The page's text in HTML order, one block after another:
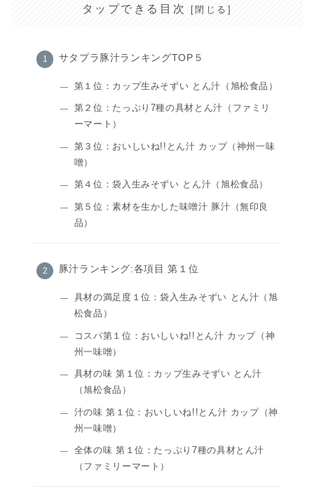
タップできる目次
サタプラ豚汁ランキングTOP５
第１位：カップ生みそずい とん汁（旭松食品）
第２位：たっぷり7種の具材とん汁（ファミリ
ーマート）
第３位：おいしいね!!とん汁 カップ（神州一味
噌）
第４位：袋入生みそずい とん汁（旭松食品）
第５位：素材を生かした味噌汁 豚汁（無印良
品）
豚汁ランキング:各項目 第１位
具材の満足度１位：袋入生みそずい とん汁（旭
松食品）
コスパ第１位：おいしいね!!とん汁 カップ（神
州一味噌）
具材の味 第１位：カップ生みそずい とん汁
（旭松食品）
汁の味 第１位：おいしいね!!とん汁 カップ（神
州一味噌）
全体の味 第１位：たっぷり7種の具材とん汁
（ファミリーマート）